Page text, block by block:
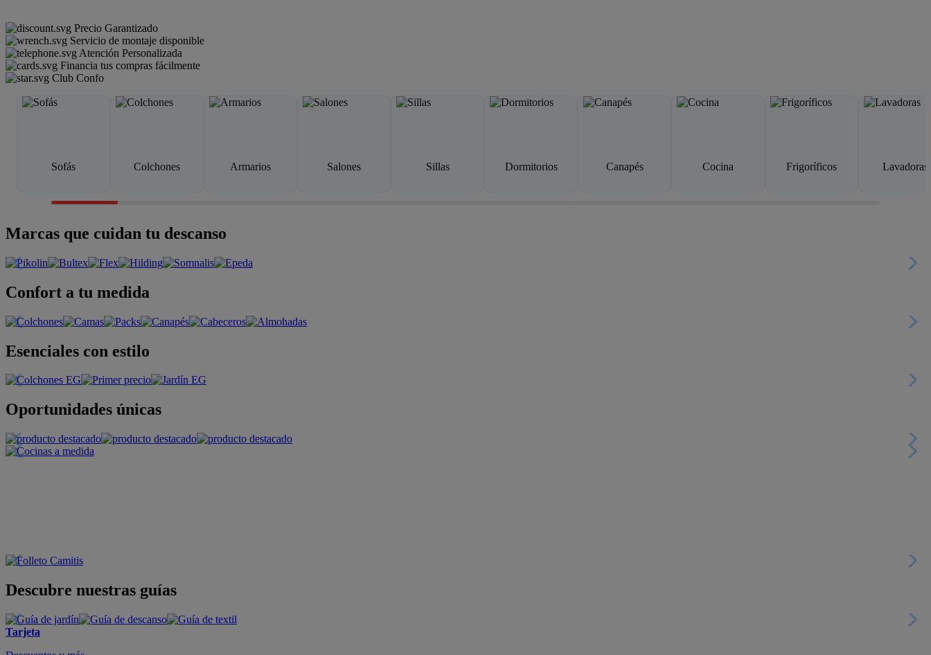
Precio Garantizado
Servicio de montaje disponible
Atención Personalizada
Financia tus compras fácilmente
Club Confo
Sofás Colchones Armarios Salones Sillas Dormitorios Canapés Cocina Frigoríficos Lavadoras
Marcas que cuidan tu descanso
Confort a tu medida
Esenciales con estilo
Oportunidades únicas
Descubre nuestras guías
Tarjeta